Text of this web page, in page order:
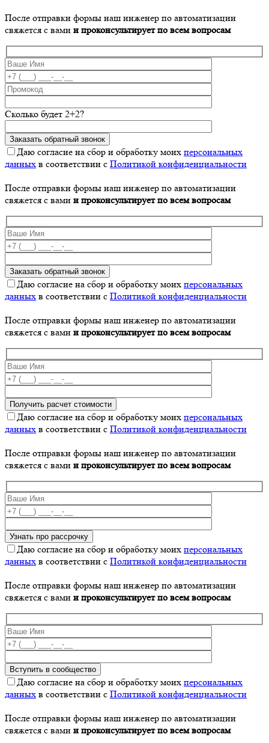
После отправки формы наш инженер по автоматизации
свяжется с вами и проконсультирует по всем вопросам
Сколько будет 2+2?
Даю согласие на сбор и обработку моих персональных
данных в соответствии с Политикой конфиденциальности
После отправки формы наш инженер по автоматизации
свяжется с вами и проконсультирует по всем вопросам
Даю согласие на сбор и обработку моих персональных
данных в соответствии с Политикой конфиденциальности
После отправки формы наш инженер по автоматизации
свяжется с вами и проконсультирует по всем вопросам
Даю согласие на сбор и обработку моих персональных
данных в соответствии с Политикой конфиденциальности
После отправки формы наш инженер по автоматизации
свяжется с вами и проконсультирует по всем вопросам
Даю согласие на сбор и обработку моих персональных
данных в соответствии с Политикой конфиденциальности
После отправки формы наш инженер по автоматизации
свяжется с вами и проконсультирует по всем вопросам
Даю согласие на сбор и обработку моих персональных
данных в соответствии с Политикой конфиденциальности
После отправки формы наш инженер по автоматизации
свяжется с вами и проконсультирует по всем вопросам